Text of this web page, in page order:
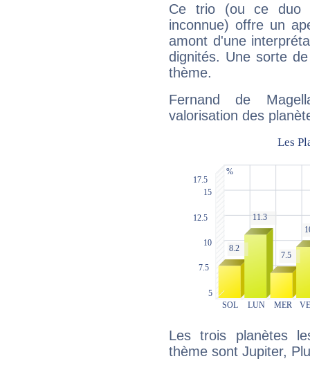
Ce trio (ou ce duo
inconnue) offre un
amont d'une
dignités. Une sorte
thème.
Fernand de
valorisation des
Les trois planètes
thème sont Jupiter,